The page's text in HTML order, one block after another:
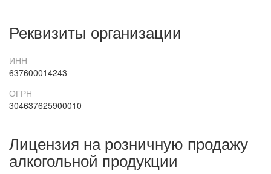
Реквизиты организации
ИНН
637600014243
ОГРН
304637625900010
Лицензия на розничную продажу
алкогольной продукции